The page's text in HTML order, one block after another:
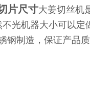
片尺寸大姜切丝机
光机器大小可以
钢制造，保证产品质